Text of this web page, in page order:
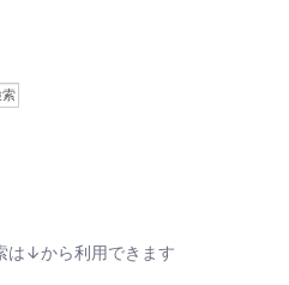
は↓から利用できます